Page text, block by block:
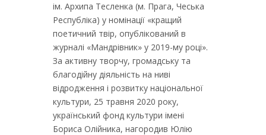
ім. Архипа Тесленка (м. Прага, Чеська
Республіка) у номінації «кращий
поетичний твір, опублікований в
журналі «Мандрівник» у 2019-му році».
За активну творчу, громадську та
благодійну діяльність на ниві
відродження і розвитку національної
культури, 25 травня 2020 року,
український фонд культури імені
Бориса Олійника, нагородив Юлію